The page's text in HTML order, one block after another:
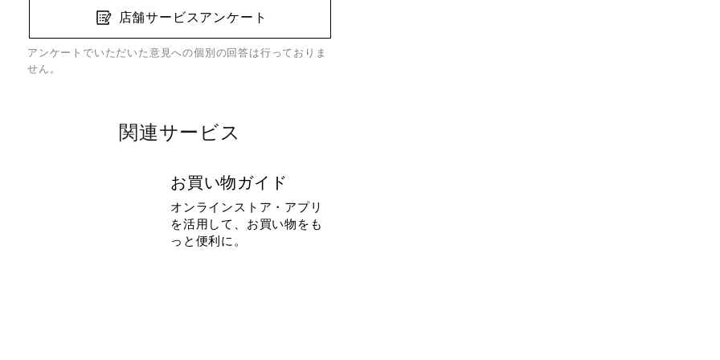
店舗サービスアンケート
アンケートでいただいた意見への個別の回答は行っておりま
せん。
関連サービス
お買い物ガイド
オンラインストア・アプリ
を活用して、お買い物をも
っと便利に。